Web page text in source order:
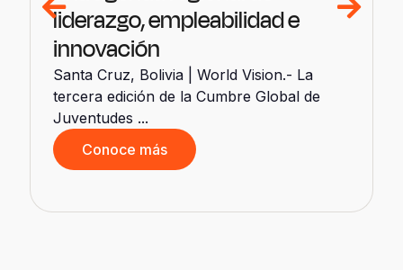
liderazgo, empleabilidad e
innovación
Santa Cruz, Bolivia | World Vision.- La
tercera edición de la Cumbre Global de
Juventudes ...
Conoce más